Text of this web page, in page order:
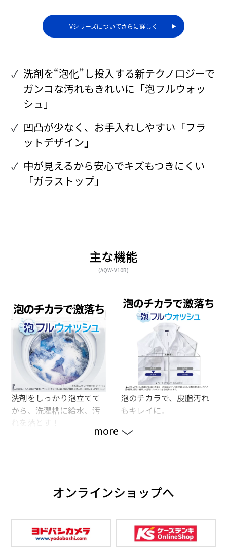
Vシリーズについてさらに詳しく ▶︎
洗剤を“泡化”し投入する新テクノロジーで
ガンコな汚れもきれいに「泡フルウォッ
シュ」
凹凸が少なく、お手入れしやすい「フラ
ットデザイン」
中が見えるから安心でキズもつきにくい
「ガラストップ」
主な機能
(AQW-V10B)
洗剤をしっかり泡立てて
から、洗濯槽に給水、汚
泡のチカラで、皮脂汚れ
もキレイに。
more
オンラインショップへ